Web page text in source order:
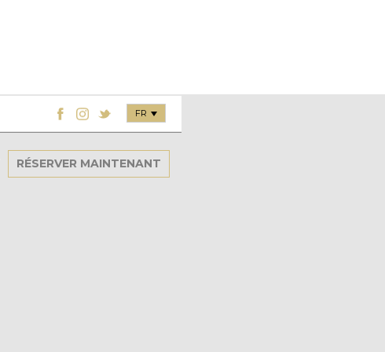
FR
RÉSERVER MAINTENANT